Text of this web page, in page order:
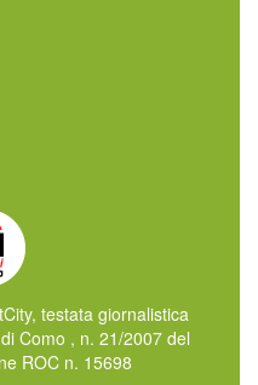
testata giornalistica
Como , n. 21/2007 del
ROC n. 15698